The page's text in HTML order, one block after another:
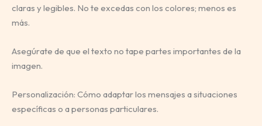
claras y legibles. No te excedas con los colores; menos es
más.
Asegúrate de que el texto no tape partes importantes de la
imagen.
Personalización: Cómo adaptar los mensajes a situaciones
específicas o a personas particulares.